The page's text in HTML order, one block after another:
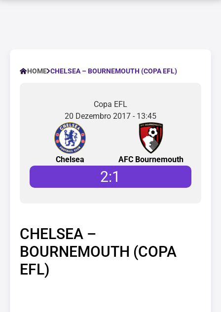
HOME CHELSEA – BOURNEMOUTH (COPA EFL)
Copa EFL
20 Dezembro 2017 - 13:45
Chelsea AFC Bournemouth
2:1
CHELSEA –
BOURNEMOUTH (COPA
EFL)